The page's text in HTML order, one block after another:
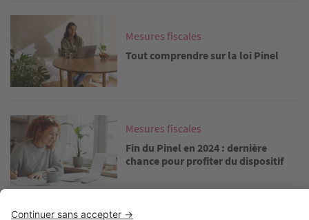
Mesures fiscales
Tout comprendre sur la loi Pinel
Image
Mesures fiscales
Fin du Pinel en 2024 : dernière
chance pour profiter du dispositif